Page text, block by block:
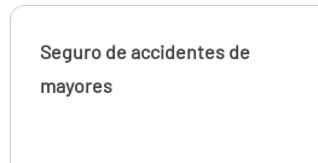
Seguro de accidentes de
mayores